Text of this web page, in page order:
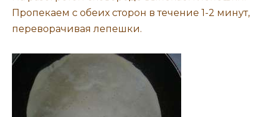
Пропекаем с обеих сторон в течение 1-2 минут,
переворачивая лепешки.